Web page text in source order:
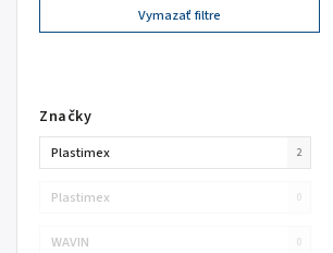
Značky
Plastimex 2
Plastimex 0
WAVIN 0
Vymazať filtre